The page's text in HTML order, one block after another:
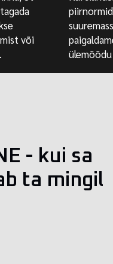
või
- kui sa
ta mingil